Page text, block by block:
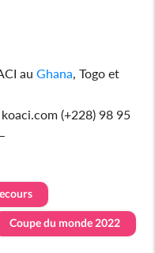
auGhana, Togo et
(+228) 98 95
Coupe du monde 2022